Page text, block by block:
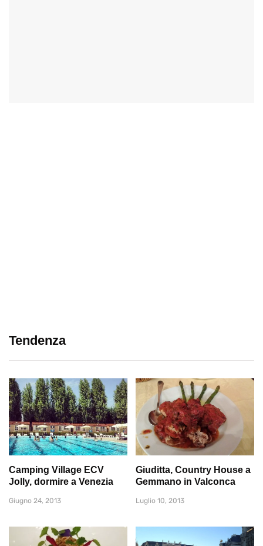
Tendenza
Camping Village ECV
Jolly, dormire a Venezia
Giugno 24, 2013
Giuditta, Country House a
Gemmano in Valconca
Luglio 10, 2013